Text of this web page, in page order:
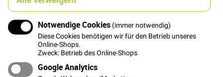
Notwendige Cookies (immer notwendig)
Diese Cookies benötigen wir für den Betrieb unseres
Online-Shops.
Zweck: Betrieb des Online-Shops
Google Analytics
Details